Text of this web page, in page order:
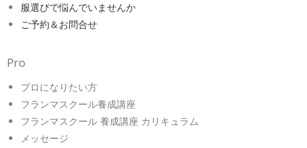
服選びで悩んでいませんか
ご予約＆お問合せ
Pro
プロになりたい方
フランマスクール養成講座
フランマスクール 養成講座 カリキュラム
メッセージ